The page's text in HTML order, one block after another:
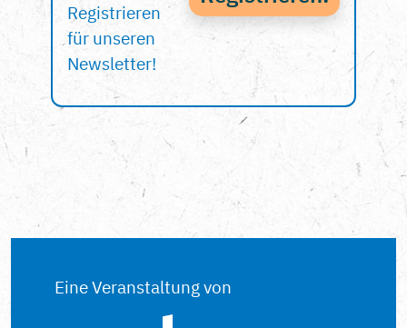
Registrieren
für unseren
Newsletter!
Eine Veranstaltung von